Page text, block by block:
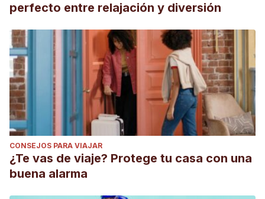
perfecto entre relajación y diversión
CONSEJOS PARA VIAJAR
¿Te vas de viaje? Protege tu casa con una
buena alarma